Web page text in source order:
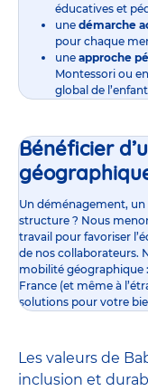
éducatives et
une démarche
pour chaque
une approche
Montessori ou
global de
Bénéficier
Un déménagement,
structure ? Nous
travail pour favoriser
de nos collaborateurs.
mobilité géographique
France (et même à
solutions pour votre
Les valeurs de
inclusion et